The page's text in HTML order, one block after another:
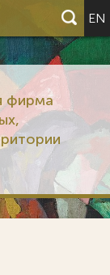
EN
фирма